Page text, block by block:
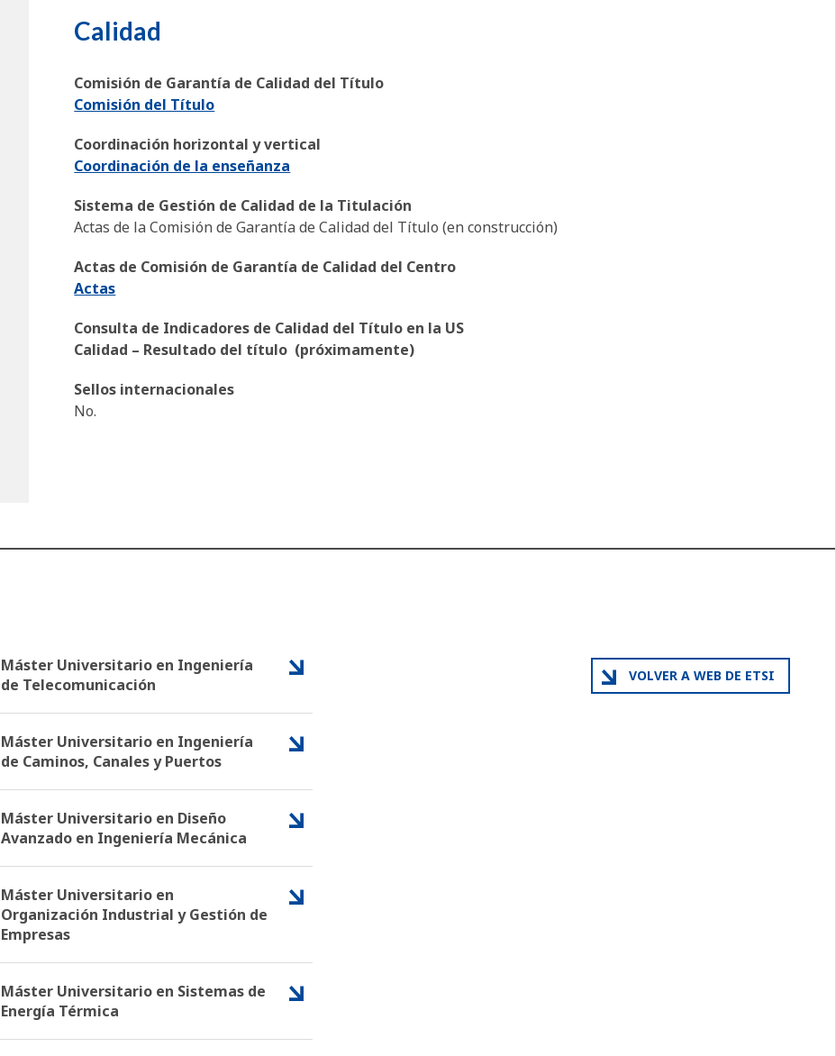
are
Calidad
Comisión de Garantía de Calidad del Título
Comisión del Título
Coordinación horizontal y vertical
Coordinación de la enseñanza
Sistema de Gestión de Calidad de la Titulación
Actas de la Comisión de Garantía de Calidad del Título (en construcción)
Actas de Comisión de Garantía de Calidad del Centro
Actas
Consulta de Indicadores de Calidad del Título en la US
Calidad – Resultado del título (próximamente)
Sellos internacionales
No.
Máster Universitario en Ingeniería
de Telecomunicación
Máster Universitario en Ingeniería
de Caminos, Canales y Puertos
Máster Universitario en Diseño
Avanzado en Ingeniería Mecánica
Máster Universitario en
Organización Industrial y Gestión de
Empresas
Máster Universitario en Sistemas de
Energía Térmica
VOLVER A WEB DE ETSI